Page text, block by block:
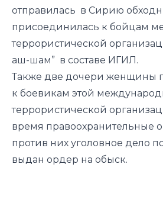
отправилась в Сирию
присоединилась к бойцам
террористической
аш-шам” в составе ИГИЛ.
Также две дочери женщины
к боевикам этой
террористической
время правоохранительные
против них уголовное дело
выдан ордер на обыск.